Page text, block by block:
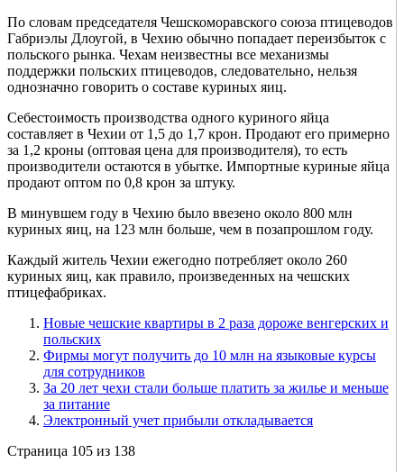
По словам председателя Чешскоморавского союза птицеводов
Габриэлы Длоугой, в Чехию обычно попадает переизбыток с
польского рынка. Чехам неизвестны все механизмы
поддержки польских птицеводов, следовательно, нельзя
однозначно говорить о составе куриных яиц.
Себестоимость производства одного куриного яйца
составляет в Чехии от 1,5 до 1,7 крон. Продают его примерно
за 1,2 кроны (оптовая цена для производителя), то есть
производители остаются в убытке. Импортные куриные яйца
продают оптом по 0,8 крон за штуку.
В минувшем году в Чехию было ввезено около 800 млн
куриных яиц, на 123 млн больше, чем в позапрошлом году.
Каждый житель Чехии ежегодно потребляет около 260
куриных яиц, как правило, произведенных на чешских
птицефабриках.
Новые чешские квартиры в 2 раза дороже венгерских и
польских
Фирмы могут получить до 10 млн на языковые курсы
для сотрудников
За 20 лет чехи стали больше платить за жилье и меньше
за питание
Электронный учет прибыли откладывается
Страница 105 из 138